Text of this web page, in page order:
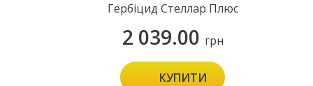
Гербіцид Стеллар Плюс
2 039.00 грн
КУПИТИ